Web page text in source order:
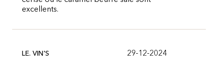
excellents.
LE. VIN'S 29-12-2024